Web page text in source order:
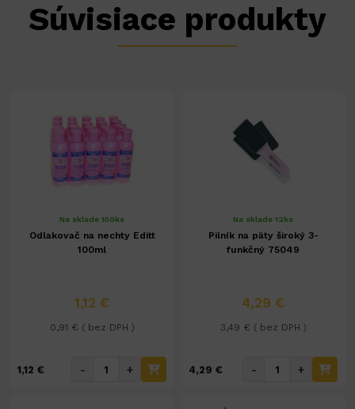
Súvisiace produkty
Na sklade 150ks
Odlakovač na nechty Editt
100ml
1,12 €
0,91 € ( bez DPH )
1,12 € - +
Na sklade 12ks
Pilník na päty široký 3-
funkčný 75049
4,29 €
3,49 € ( bez DPH )
4,29 € - +